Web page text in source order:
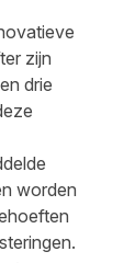
zijn
drie
worden